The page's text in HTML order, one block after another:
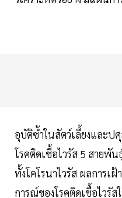
อุบัติซ้ำในสัตว์เลี้ยงและปศุ
โรคติดเชื้อไวรัส 5 สายพั
ทั้งโคโรนาไวรัส ผลการเ
การณ์ของโรคติดเชื้อไวรั